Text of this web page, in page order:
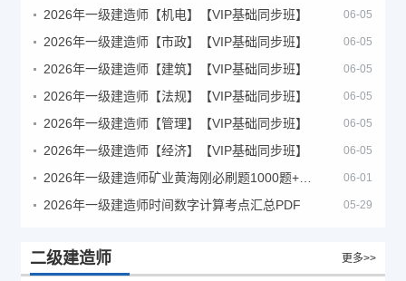
2026年一级建造师【机电】【VIP基础同步班】 06-05
2026年一级建造师【市政】【VIP基础同步班】 06-05
2026年一级建造师【建筑】【VIP基础同步班】 06-05
2026年一级建造师【法规】【VIP基础同步班】 06-05
2026年一级建造师【管理】【VIP基础同步班】 06-05
2026年一级建造师【经济】【VIP基础同步班】 06-05
06-01
2026年一级建造师时间数字计算考点汇总PDF 05-29
二级建造师 更多>>